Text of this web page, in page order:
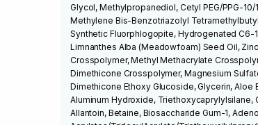
Glycol, Methylpropanediol, Cetyl PEG/PPG-
Methylene Bis-Benzotriazolyl
Synthetic Fluorphlogopite, Hydrogenated C6-
Limnanthes Alba (Meadowfoam) Seed Oil,
Crosspolymer, Methyl Methacrylate
Dimethicone Crosspolymer, Magnesium
Dimethicone Ethoxy Glucoside, Glycerin,
Aluminum Hydroxide, Triethoxycaprylylsilane,
Allantoin, Betaine, Biosaccharide Gum-1,